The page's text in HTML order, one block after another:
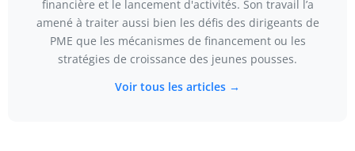
financière et le lancement d'activités. Son travail l’a
amené à traiter aussi bien les défis des dirigeants de
PME que les mécanismes de financement ou les
stratégies de croissance des jeunes pousses.
Voir tous les articles →